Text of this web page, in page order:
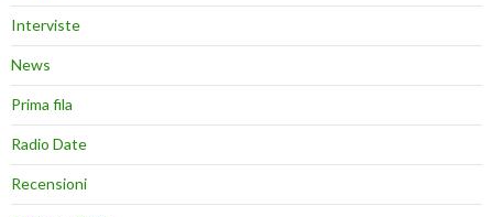
Interviste
News
Prima fila
Radio Date
Recensioni